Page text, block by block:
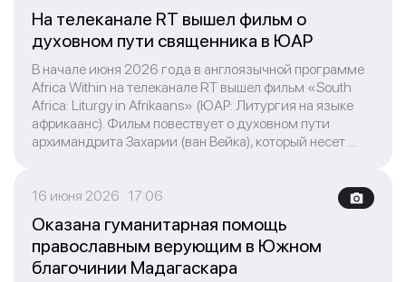
На телеканале RT вышел фильм о
духовном пути священника в ЮАР
В начале июня 2026 года в англоязычной программе
Africa Within на телеканале RT вышел фильм «South
Africa: Liturgy in Afrikaans» (ЮАР: Литургия на языке
африкаанс). Фильм повествует о духовном пути
архимандрита Захарии (ван Вейка), который несет ...
16 июня 2026 17:06
Оказана гуманитарная помощь
православным верующим в Южном
благочинии Мадагаскара